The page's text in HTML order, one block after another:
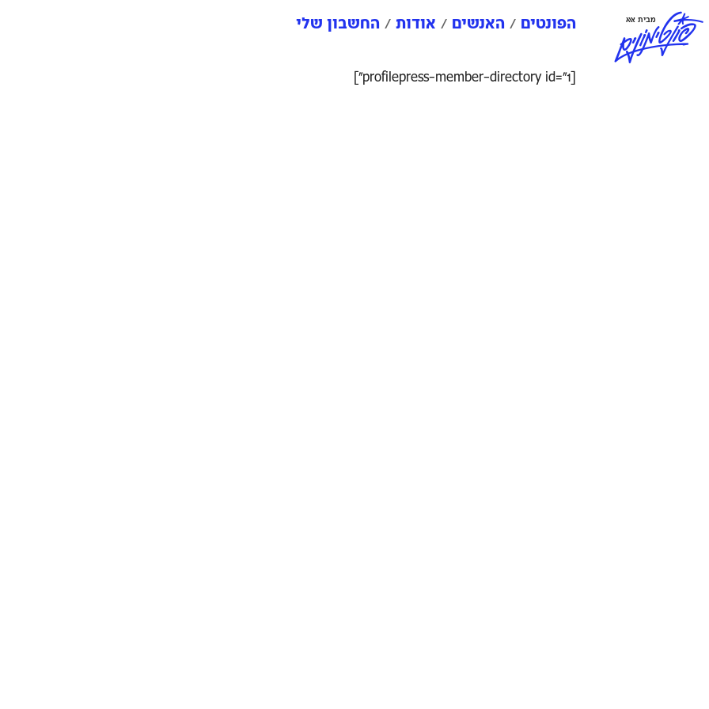
פונטימוניםמבית אאא הפונטים האנשים אודות החשבון שלי